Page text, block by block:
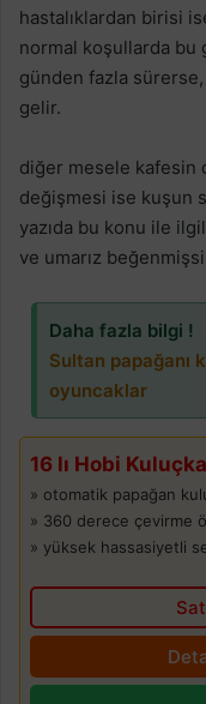
hastalıklardan birisi
normal koşullarda bu
günden fazla
gelir.
diğer mesele kafesin
değişmesi ise kuşun
yazıda bu konu ile
ve umarız
Daha fazla bilgi !
Sultan papağanı
oyuncaklar
16 lı Hobi
» otomatik papağan
» 360 derece çevirme
» yüksek hassasiyetli